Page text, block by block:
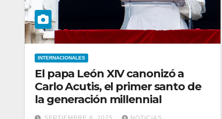
INTERNACIONALES
El papa León XIV canonizó a
Carlo Acutis, el primer santo de
la generación millennial